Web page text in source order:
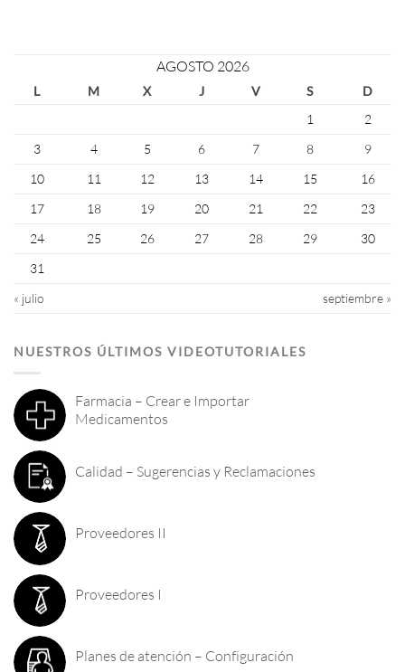
AGOSTO 2026
L M X J V S
D
1
2
3
4 5 6 7 8
9
10
11 12 13 14 15
16
17
18 19 20 21 22
23
24
25 26 27 28 29
30
31
« julio
septiembre »
NUESTROS ÚLTIMOS VIDEOTUTORIALES
Farmacia – Crear e Importar
Medicamentos
Calidad – Sugerencias y Reclamaciones
Proveedores II
Proveedores I
Planes de atención – Configuración